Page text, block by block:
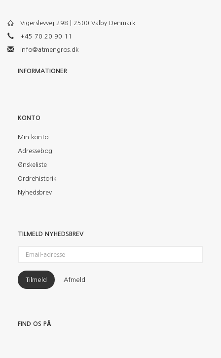
Vigerslevvej 298 | 2500 Valby Denmark
+45 70 20 90 11
info@atmengros.dk
INFORMATIONER
KONTO
Min konto
Adressebog
Ønskeliste
Ordrehistorik
Nyhedsbrev
TILMELD NYHEDSBREV
adresse
Tilmeld Afmeld
FIND OS PÅ